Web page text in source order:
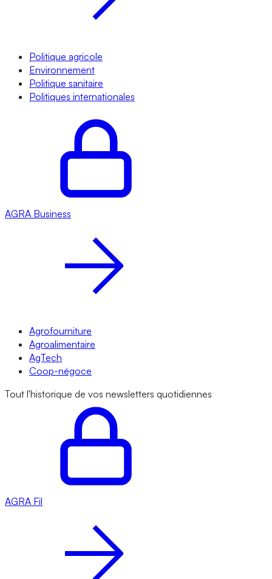
Politique agricole
Environnement
Politique sanitaire
Politiques internationales
AGRA Business
Agrofourniture
Agroalimentaire
AgTech
Coop-négoce
Tout l'historique de vos newsletters quotidiennes
AGRA Fil